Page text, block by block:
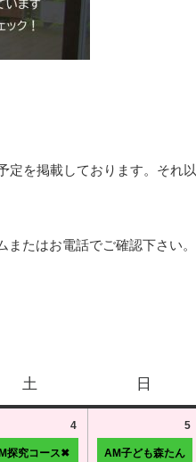
定を掲載しております。それ以
たはお電話でご確認下さい。
土 日
4
探究コース✖
5
AM子ども森たん